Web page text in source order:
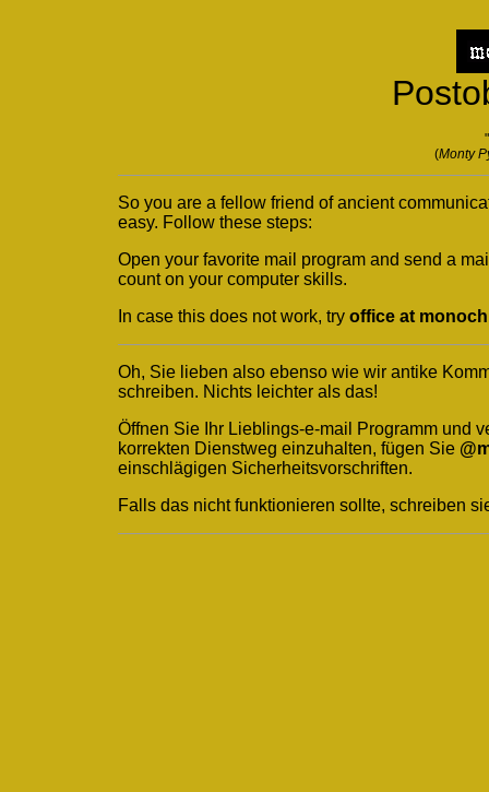
(Monty
So you are a fellow friend of ancient
easy. Follow these steps:
Open your favorite mail program and send a
count on your computer skills.
In case this does not work, try office at
Oh, Sie lieben also ebenso wie wir antike
schreiben. Nichts leichter als das!
Öffnen Sie Ihr Lieblings-e-mail Programm und
korrekten Dienstweg einzuhalten, fügen Sie
einschlägigen Sicherheitsvorschriften.
Falls das nicht funktionieren sollte, schreiben